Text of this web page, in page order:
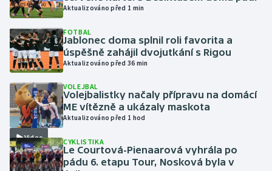
Házená
Jezdectví
Judo
Krasobruslení
Lezení
Lyže a snowboard
Aktualizováno před 1 min
FOTBAL
Jablonec doma splnil roli favorita a
úspěšně zahájil dvojutkání s Rigou
Aktualizováno před 36 min
Video
VOLEJBAL
Volejbalistky načaly přípravu na domácí
ME vítězně a ukázaly maskota
Aktualizováno před 1 hod
CYKLISTIKA
Le Courtová-Pienaarová vyhrála po
pádu 6. etapu Tour, Nosková byla v